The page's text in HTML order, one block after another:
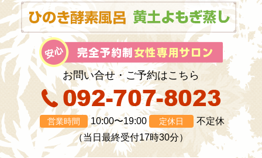
お問い合せ・ご予約はこちら
営業時間 10:00〜19:00 定休日
不定休
（当日最終受付17時30分）